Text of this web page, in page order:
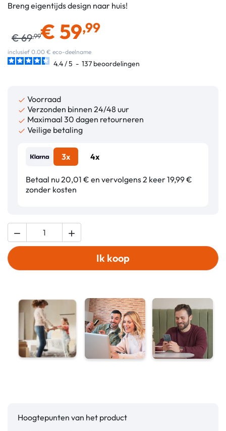
Breng eigentijds design naar huis!
€69,99€ 59,99
inclusief 0.00 € eco-deelname
4.4/5 - 137 beoordelingen
 Voorraad
 Verzonden binnen 24/48 uur
 Maximaal 30 dagen retourneren
 Veilige betaling
3x 4x
Betaal nu 20,01 € en vervolgens 2 keer 19,99 €
zonder kosten
 
Ik koop
Hoogtepunten van het product